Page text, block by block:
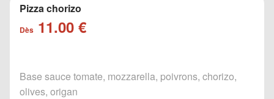
Pizza chorizo
Dès 11.00 €
Base sauce tomate, mozzarella, poivrons, chorizo,
olives, origan